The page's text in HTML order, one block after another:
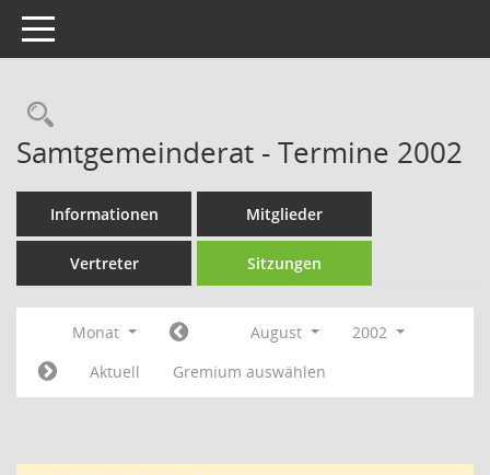
Toggle navigation
Rechercheauswahl
Samtgemeinderat - Termine 2002
Informationen Mitglieder
Vertreter Sitzungen
Monat August
2002
Aktuell
Gremium auswählen